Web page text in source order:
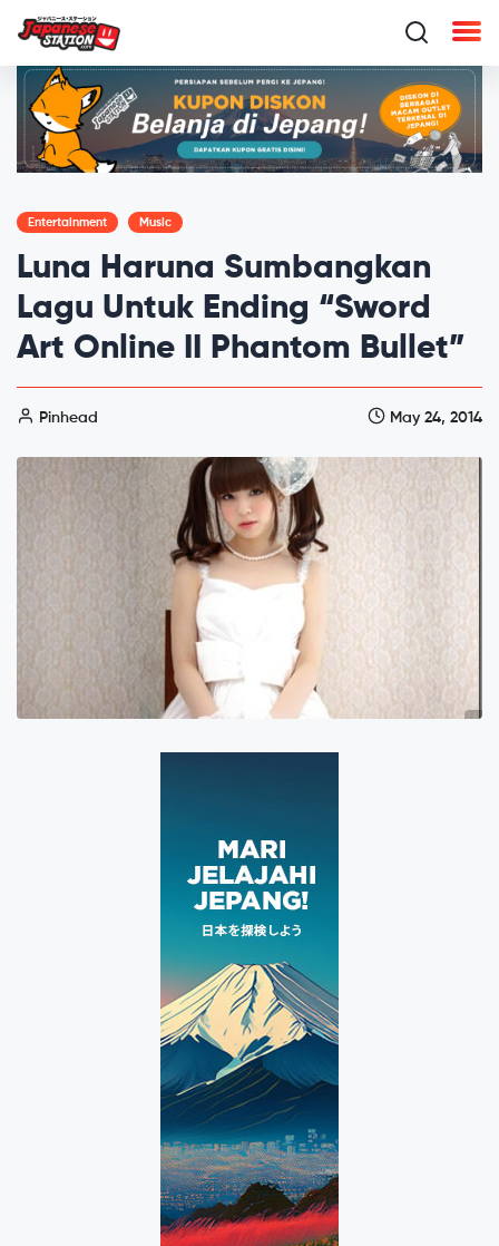
Entertainment Music
Luna Haruna Sumbangkan
Lagu Untuk Ending “Sword
Art Online II Phantom Bullet”
Pinhead May 24, 2014